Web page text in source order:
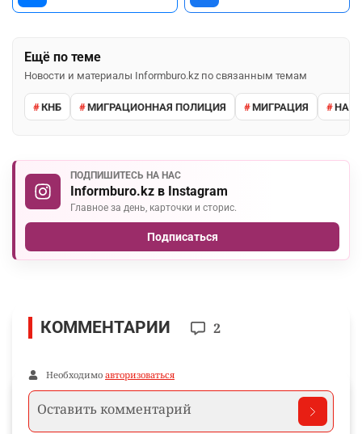
Ещё по теме
Новости и материалы Informburo.kz по связанным темам
КНБ МИГРАЦИОННАЯ ПОЛИЦИЯ МИГРАЦИЯ
ПОДПИШИТЕСЬ НА НАС
Informburo.kz в Instagram
Главное за день, карточки и сторис.
Подписаться
КОММЕНТАРИИ 2
Необходимо авторизоваться